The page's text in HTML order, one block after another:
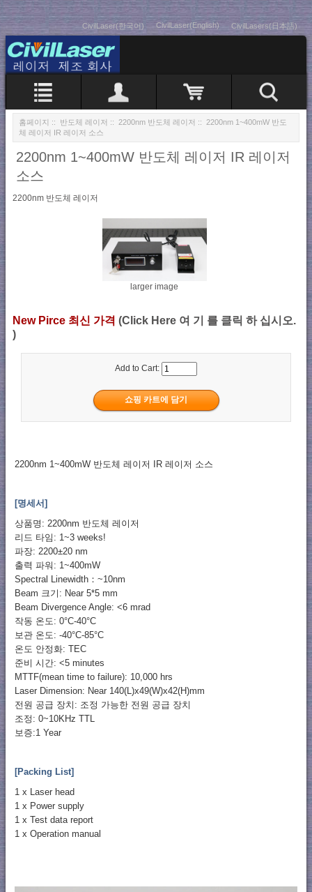
CivilLaser(한국어) CivilLaser(English) CivilLasers(日本語)
홈페이지 :: 반도체 레이저 :: 2200nm 반도체 레이저 :: 2200nm 1~400mW 반도
체 레이저 IR 레이저 소스
2200nm 1~400mW 반도체 레이저 IR 레이저
소스
2200nm 반도체 레이저
larger image
New Pirce 최신 가격 (Click Here 여 기 를 클릭 하 십시오.
)
Add to Cart:
2200nm 1~400mW 반도체 레이저 IR 레이저 소스
[명세서]
상품명: 2200nm 반도체 레이저
리드 타임: 1~3 weeks!
파장: 2200±20 nm
출력 파워: 1~400mW
Spectral Linewidth：~10nm
Beam 크기: Near 5*5 mm
Beam Divergence Angle: <6 mrad
작동 온도: 0°C-40°C
보관 온도: -40°C-85°C
온도 안정화: TEC
준비 시간: <5 minutes
MTTF(mean time to failure): 10,000 hrs
Laser Dimension: Near 140(L)x49(W)x42(H)mm
전원 공급 장치: 조정 가능한 전원 공급 장치
조정: 0~10KHz TTL
보증:1 Year
[Packing List]
1 x Laser head
1 x Power supply
1 x Test data report
1 x Operation manual